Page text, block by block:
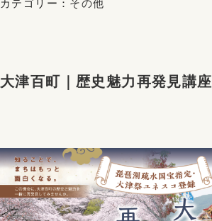
カテゴリー： その他
大津百町｜歴史魅力再発見講座